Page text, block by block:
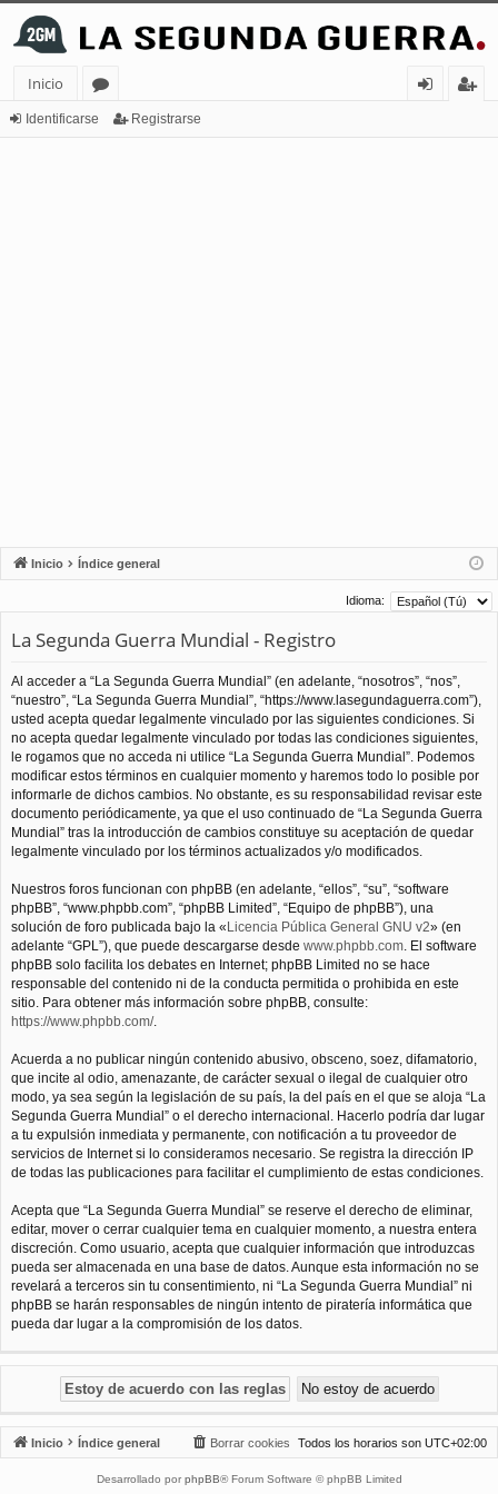
Inicio
or
Identificarse Registrarse
Inicio Índice general
Idioma:
La Segunda Guerra Mundial - Registro
Al acceder a “La Segunda Guerra Mundial” (en adelante, “nosotros”, “nos”,
“nuestro”, “La Segunda Guerra Mundial”, “https://www.lasegundaguerra.com”),
usted acepta quedar legalmente vinculado por las siguientes condiciones. Si
no acepta quedar legalmente vinculado por todas las condiciones siguientes,
le rogamos que no acceda ni utilice “La Segunda Guerra Mundial”. Podemos
modificar estos términos en cualquier momento y haremos todo lo posible por
informarle de dichos cambios. No obstante, es su responsabilidad revisar este
documento periódicamente, ya que el uso continuado de “La Segunda Guerra
Mundial” tras la introducción de cambios constituye su aceptación de quedar
legalmente vinculado por los términos actualizados y/o modificados.
Nuestros foros funcionan con phpBB (en adelante, “ellos”, “su”, “software
phpBB”, “www.phpbb.com”, “phpBB Limited”, “Equipo de phpBB”), una
solución de foro publicada bajo la «Licencia Pública General GNU v2» (en
adelante “GPL”), que puede descargarse desde www.phpbb.com. El software
phpBB solo facilita los debates en Internet; phpBB Limited no se hace
responsable del contenido ni de la conducta permitida o prohibida en este
sitio. Para obtener más información sobre phpBB, consulte:
https://www.phpbb.com/.
Acuerda a no publicar ningún contenido abusivo, obsceno, soez, difamatorio,
que incite al odio, amenazante, de carácter sexual o ilegal de cualquier otro
modo, ya sea según la legislación de su país, la del país en el que se aloja “La
Segunda Guerra Mundial” o el derecho internacional. Hacerlo podría dar lugar
a tu expulsión inmediata y permanente, con notificación a tu proveedor de
servicios de Internet si lo consideramos necesario. Se registra la dirección IP
de todas las publicaciones para facilitar el cumplimiento de estas condiciones.
Acepta que “La Segunda Guerra Mundial” se reserve el derecho de eliminar,
editar, mover o cerrar cualquier tema en cualquier momento, a nuestra entera
discreción. Como usuario, acepta que cualquier información que introduzcas
pueda ser almacenada en una base de datos. Aunque esta información no se
revelará a terceros sin tu consentimiento, ni “La Segunda Guerra Mundial” ni
phpBB se harán responsables de ningún intento de piratería informática que
pueda dar lugar a la compromisión de los datos.
Inicio Índice general Todos los horarios son UTC+02:00
Borrar cookies
Desarrollado por phpBB® Forum Software © phpBB Limited